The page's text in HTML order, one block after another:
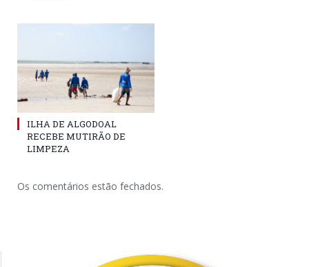
ILHA DE ALGODOAL
RECEBE MUTIRÃO DE
LIMPEZA
Os comentários estão fechados.